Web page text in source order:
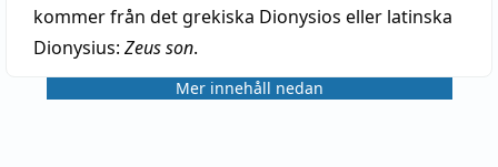
kommer från det grekiska Dionysios eller latinska
Dionysius: Zeus son.
Mer innehåll nedan